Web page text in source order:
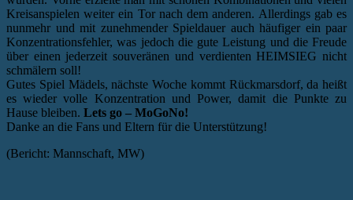
Kreisanspielen weiter ein Tor nach dem anderen. Allerdings gab es
nunmehr und mit zunehmender Spieldauer auch häufiger ein paar
Konzentrationsfehler, was jedoch die gute Leistung und die Freude
über einen jederzeit souveränen und verdienten HEIMSIEG nicht
schmälern soll!
Gutes Spiel Mädels, nächste Woche kommt Rückmarsdorf, da heißt
es wieder volle Konzentration und Power, damit die Punkte zu
Hause bleiben. Lets go – MoGoNo!
Danke an die Fans und Eltern für die Unterstützung!
(Bericht: Mannschaft, MW)